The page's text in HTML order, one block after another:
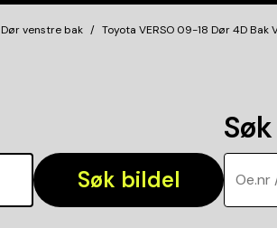
Dør venstre bak Toyota VERSO 09-18 Dør 4D Bak
Søk bildel Oe.nr